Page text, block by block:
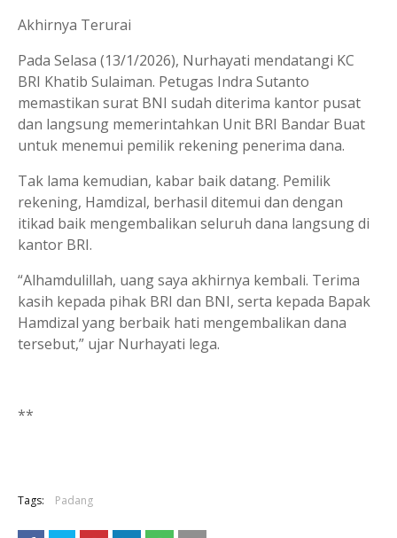
Akhirnya Terurai
Pada Selasa (13/1/2026), Nurhayati mendatangi KC
BRI Khatib Sulaiman. Petugas Indra Sutanto
memastikan surat BNI sudah diterima kantor pusat
dan langsung memerintahkan Unit BRI Bandar Buat
untuk menemui pemilik rekening penerima dana.
Tak lama kemudian, kabar baik datang. Pemilik
rekening, Hamdizal, berhasil ditemui dan dengan
itikad baik mengembalikan seluruh dana langsung di
kantor BRI.
“Alhamdulillah, uang saya akhirnya kembali. Terima
kasih kepada pihak BRI dan BNI, serta kepada Bapak
Hamdizal yang berbaik hati mengembalikan dana
tersebut,” ujar Nurhayati lega.
**
Tags: Padang